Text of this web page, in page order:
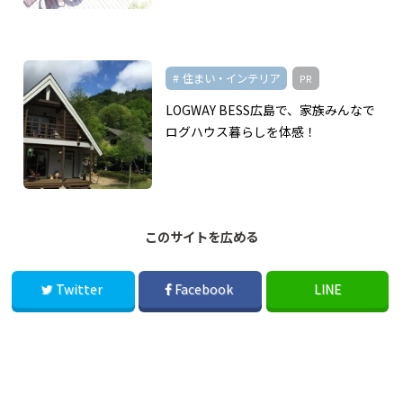
住まい・インテリア PR
LOGWAY BESS広島で、家族みんなで
ログハウス暮らしを体感！
このサイトを広める
Twitter Facebook LINE